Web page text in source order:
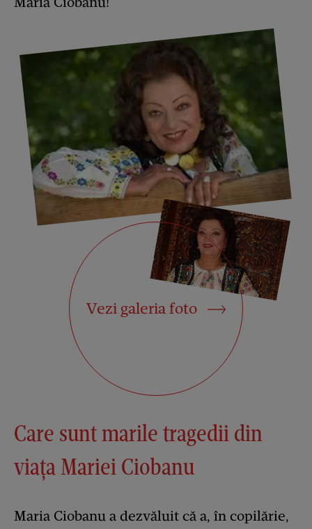
Vezi galeria foto
Care sunt marile tragedii din
viața Mariei Ciobanu
Maria Ciobanu a dezvăluit că a, în copilărie,